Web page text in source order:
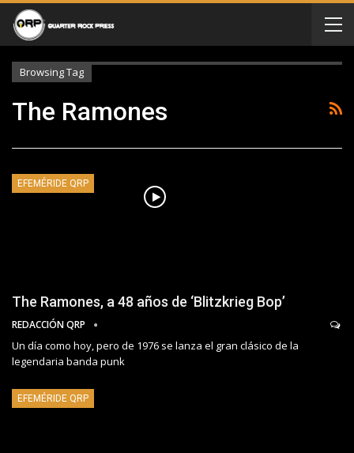
Browsing Tag
The Ramones
EFEMÉRIDE QRP
The Ramones, a 48 años de ‘Blitzkrieg Bop’
REDACCIÓN QRP
Un día como hoy, pero de 1976 se lanza el gran clásico de la
legendaria banda punk
EFEMÉRIDE QRP